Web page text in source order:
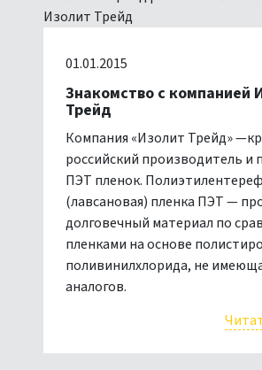
01.01.2015
Знакомство с компанией
Трейд
Компания «Изолит Трейд»
российский производитель и
ПЭТ пленок.
(лавсановая) пленка ПЭТ —
долговечный материал по
пленками на основе
поливинилхлорида, не
аналогов.